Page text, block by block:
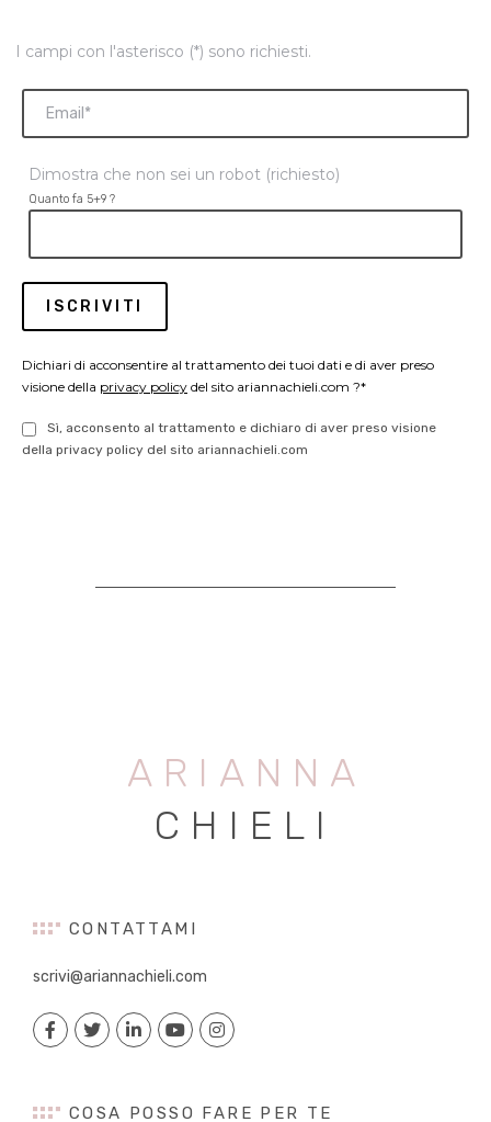
I campi con l'asterisco (*) sono richiesti.
Dimostra che non sei un robot (richiesto)
Quanto fa 5+9 ?
Dichiari di acconsentire al trattamento dei tuoi dati e di aver preso
visione della privacy policy del sito ariannachieli.com ?*
Sì, acconsento al trattamento e dichiaro di aver preso visione
della privacy policy del sito ariannachieli.com
ARIANNA
CHIELI
CONTATTAMI
scrivi@ariannachieli.com
COSA POSSO FARE PER TE